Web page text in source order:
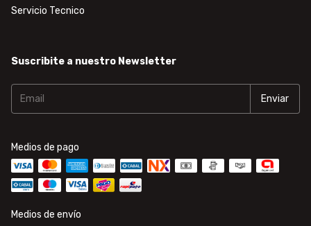
Servicio Tecnico
Suscribite a nuestro Newsletter
Medios de pago
Medios de envío